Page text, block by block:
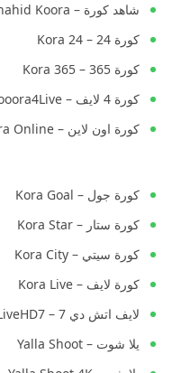
شاهد كورة – Shahid Koora
كورة 24 – Kora 24
كورة 365 – Kora 365
كورة 4 لايف – Kooora4Live
كورة اون لاين – Kora Online
كورة جول – Kora Goal
كورة ستار – Kora Star
كورة سيتي – Kora City
كورة لايف – Kora Live
لايف اتش دي 7 – LiveHD7
يلا شوت – Yalla Shoot